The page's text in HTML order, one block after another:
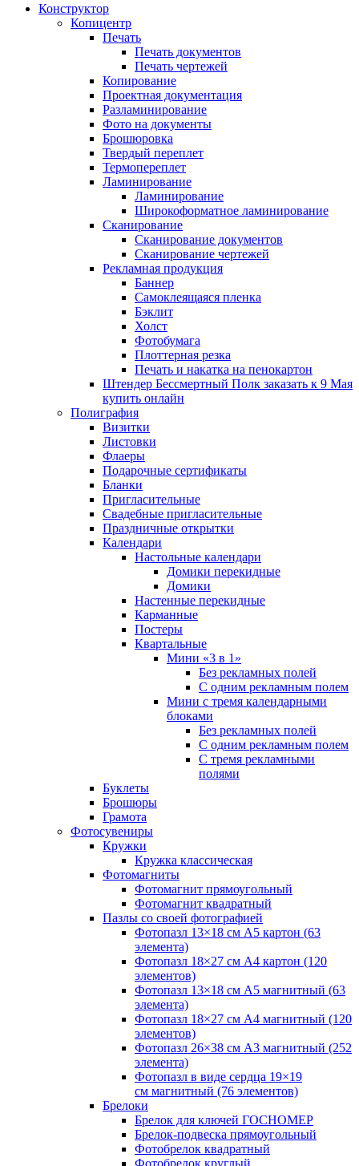
Конструктор
Копицентр
Печать
Печать документов
Печать чертежей
Копирование
Проектная документация
Разламинирование
Фото на документы
Брошюровка
Твердый переплет
Термопереплет
Ламинирование
Ламинирование
Широкоформатное ламинирование
Сканирование
Сканирование документов
Сканирование чертежей
Рекламная продукция
Баннер
Самоклеящаяся пленка
Бэклит
Холст
Фотобумага
Плоттерная резка
Печать и накатка на пенокартон
Штендер Бессмертный Полк заказать к 9 Мая
купить онлайн
Полиграфия
Визитки
Листовки
Флаеры
Подарочные сертификаты
Бланки
Пригласительные
Свадебные пригласительные
Праздничные открытки
Календари
Настольные календари
Домики перекидные
Домики
Настенные перекидные
Карманные
Постеры
Квартальные
Мини «3 в 1»
Без рекламных полей
С одним рекламным полем
Мини с тремя календарными
блоками
Без рекламных полей
С одним рекламным полем
С тремя рекламными
полями
Буклеты
Брошюры
Грамота
Фотосувениры
Кружки
Кружка классическая
Фотомагниты
Фотомагнит прямоугольный
Фотомагнит квадратный
Пазлы со своей фотографией
Фотопазл 13×18 см А5 картон (63
элемента)
Фотопазл 18×27 см А4 картон (120
элементов)
Фотопазл 13×18 см А5 магнитный (63
элемента)
Фотопазл 18×27 см А4 магнитный (120
элементов)
Фотопазл 26×38 см А3 магнитный (252
элемента)
Фотопазл в виде сердца 19×19
см магнитный (76 элементов)
Брелоки
Брелок для ключей ГОСНОМЕР
Брелок-подвеска прямоугольный
Фотобрелок квадратный
Фотобрелок круглый